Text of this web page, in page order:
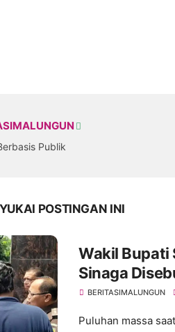
Publik
POSTINGAN INI
Wakil Bupati
Sinaga
Pengadaan
BERITASIMALUNGUN
Puluhan massa